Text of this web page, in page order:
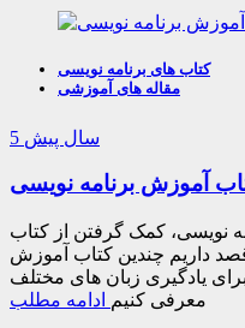
کتاب های برنامه نویسی
مقاله های آموزشی
5 سال پیش
آموزش برنامه نویسی
نویسی، کمک گرفتن از کتاب
داریم چندین کتاب آموزش
یادگیری زبان های مختلف
معرفی کنیم ادامه مطلب